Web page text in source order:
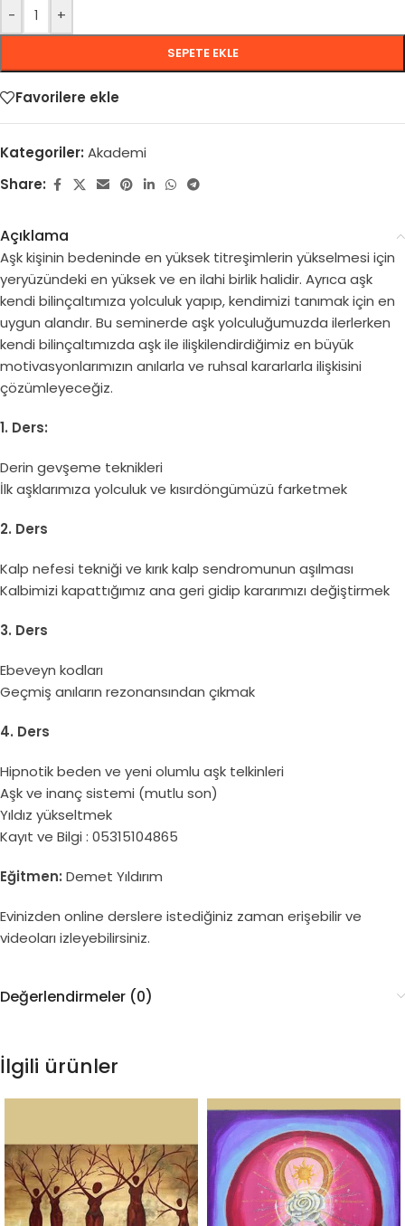
- +
SEPETE EKLE
Favorilere ekle
Kategoriler: Akademi
Share:
Açıklama
Aşk kişinin bedeninde en yüksek titreşimlerin yükselmesi için
yeryüzündeki en yüksek ve en ilahi birlik halidir. Ayrıca aşk
kendi bilinçaltımıza yolculuk yapıp, kendimizi tanımak için en
uygun alandır. Bu seminerde aşk yolculuğumuzda ilerlerken
kendi bilinçaltımızda aşk ile ilişkilendirdiğimiz en büyük
motivasyonlarımızın anılarla ve ruhsal kararlarla ilişkisini
çözümleyeceğiz.
1. Ders:
Derin gevşeme teknikleri
İlk aşklarımıza yolculuk ve kısırdöngümüzü farketmek
2. Ders
Kalp nefesi tekniği ve kırık kalp sendromunun aşılması
Kalbimizi kapattığımız ana geri gidip kararımızı değiştirmek
3. Ders
Ebeveyn kodları
Geçmiş anıların rezonansından çıkmak
4. Ders
Hipnotik beden ve yeni olumlu aşk telkinleri
Aşk ve inanç sistemi (mutlu son)
Yıldız yükseltmek
Kayıt ve Bilgi : 05315104865
Eğitmen: Demet Yıldırım
Evinizden online derslere istediğiniz zaman erişebilir ve
videoları izleyebilirsiniz.
Değerlendirmeler (0)
İlgili ürünler